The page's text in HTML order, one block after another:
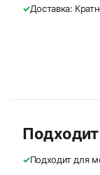
✓Доставка:
✓Подходит для